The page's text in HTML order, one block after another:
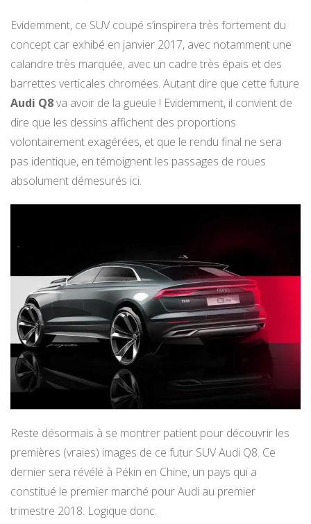
Evidemment, ce SUV coupé s’inspirera très fortement du
concept car exhibé en janvier 2017, avec notamment une
calandre très marquée, avec un cadre très épais et des
barrettes verticales chromées. Autant dire que cette future
Audi Q8va avoir de la gueule ! Evidemment, il convient de
dire que les dessins affichent des proportions
volontairement exagérées, et que le rendu final ne sera
pas identique, en témoignent les passages de roues
absolument démesurés ici.
Reste désormais à se montrer patient pour découvrir les
premières (vraies) images de ce futur SUV Audi Q8. Ce
dernier sera révélé à Pékin en Chine, un pays qui a
constitué le premier marché pour Audi au premier
trimestre 2018. Logique donc.